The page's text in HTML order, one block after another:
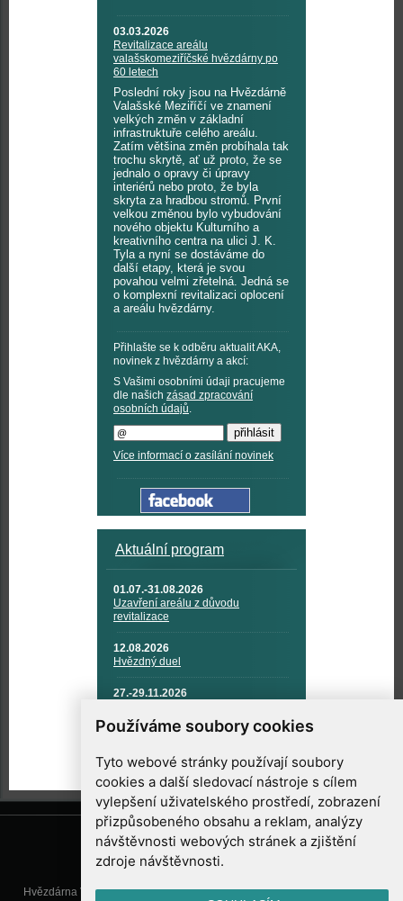
Používáme soubory cookies
Tyto webové stránky používají soubory
cookies a další sledovací nástroje s cílem
vylepšení uživatelského prostředí, zobrazení
přizpůsobeného obsahu a reklam, analýzy
návštěvnosti webových stránek a zjištění
zdroje návštěvnosti.
03.03.2026
Revitalizace areálu
valašskomeziříčské hvězdárny po
60 letech
Poslední roky jsou na Hvězdárně
Valašské Meziříčí ve znamení
velkých změn v základní
infrastruktuře celého areálu.
Zatím většina změn probíhala tak
trochu skrytě, ať už proto, že se
jednalo o opravy či úpravy
interiérů nebo proto, že byla
skryta za hradbou stromů. První
velkou změnou bylo vybudování
nového objektu Kulturního a
kreativního centra na ulici J. K.
Tyla a nyní se dostáváme do
další etapy, která je svou
povahou velmi zřetelná. Jedná se
o komplexní revitalizaci oplocení
a areálu hvězdárny.
Přihlašte se k odběru aktualit AKA,
novinek z hvězdárny a akcí:
S Vašimi osobními údaji pracujeme
dle našich zásad zpracování
osobních údajů.
Více informací o zasílání novinek
Aktuální program
01.07.-31.08.2026
Uzavření areálu z důvodu
revitalizace
12.08.2026
Hvězdný duel
27.-29.11.2026
TECHNIKA A KOSMICKÉ
TECHNOLOGIE
Hvězdárna Valašské Meziříčí, příspěvková organizace, Vsetínská 78, 757